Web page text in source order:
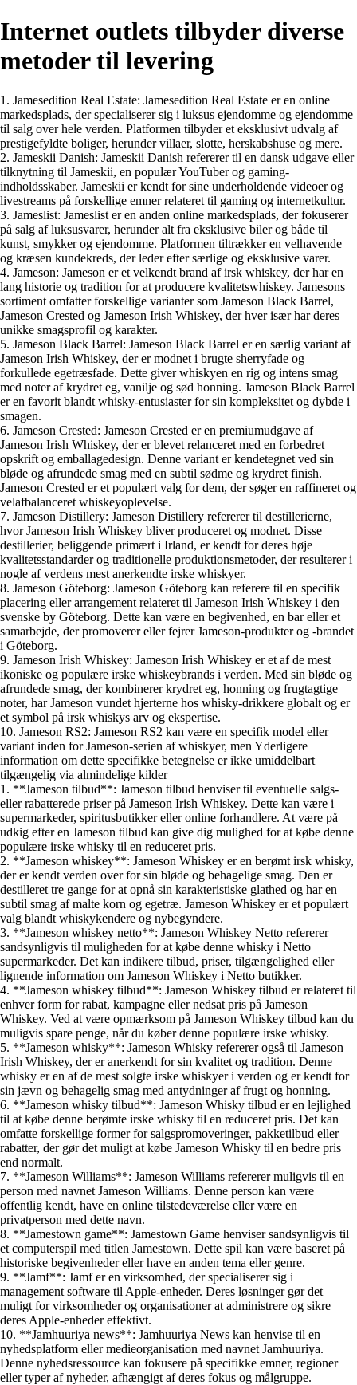
Internet outlets tilbyder diverse
metoder til levering
1. Jamesedition Real Estate: Jamesedition Real Estate er en online
markedsplads, der specialiserer sig i luksus ejendomme og ejendomme
til salg over hele verden. Platformen tilbyder et eksklusivt udvalg af
prestigefyldte boliger, herunder villaer, slotte, herskabshuse og mere.
2. Jameskii Danish: Jameskii Danish refererer til en dansk udgave eller
tilknytning til Jameskii, en populær YouTuber og gaming-
indholdsskaber. Jameskii er kendt for sine underholdende videoer og
livestreams på forskellige emner relateret til gaming og internetkultur.
3. Jameslist: Jameslist er en anden online markedsplads, der fokuserer
på salg af luksusvarer, herunder alt fra eksklusive biler og både til
kunst, smykker og ejendomme. Platformen tiltrækker en velhavende
og kræsen kundekreds, der leder efter særlige og eksklusive varer.
4. Jameson: Jameson er et velkendt brand af irsk whiskey, der har en
lang historie og tradition for at producere kvalitetswhiskey. Jamesons
sortiment omfatter forskellige varianter som Jameson Black Barrel,
Jameson Crested og Jameson Irish Whiskey, der hver især har deres
unikke smagsprofil og karakter.
5. Jameson Black Barrel: Jameson Black Barrel er en særlig variant af
Jameson Irish Whiskey, der er modnet i brugte sherryfade og
forkullede egetræsfade. Dette giver whiskyen en rig og intens smag
med noter af krydret eg, vanilje og sød honning. Jameson Black Barrel
er en favorit blandt whisky-entusiaster for sin kompleksitet og dybde i
smagen.
6. Jameson Crested: Jameson Crested er en premiumudgave af
Jameson Irish Whiskey, der er blevet relanceret med en forbedret
opskrift og emballagedesign. Denne variant er kendetegnet ved sin
bløde og afrundede smag med en subtil sødme og krydret finish.
Jameson Crested er et populært valg for dem, der søger en raffineret og
velafbalanceret whiskeyoplevelse.
7. Jameson Distillery: Jameson Distillery refererer til destillerierne,
hvor Jameson Irish Whiskey bliver produceret og modnet. Disse
destillerier, beliggende primært i Irland, er kendt for deres høje
kvalitetsstandarder og traditionelle produktionsmetoder, der resulterer i
nogle af verdens mest anerkendte irske whiskyer.
8. Jameson Göteborg: Jameson Göteborg kan referere til en specifik
placering eller arrangement relateret til Jameson Irish Whiskey i den
svenske by Göteborg. Dette kan være en begivenhed, en bar eller et
samarbejde, der promoverer eller fejrer Jameson-produkter og -brandet
i Göteborg.
9. Jameson Irish Whiskey: Jameson Irish Whiskey er et af de mest
ikoniske og populære irske whiskeybrands i verden. Med sin bløde og
afrundede smag, der kombinerer krydret eg, honning og frugtagtige
noter, har Jameson vundet hjerterne hos whisky-drikkere globalt og er
et symbol på irsk whiskys arv og ekspertise.
10. Jameson RS2: Jameson RS2 kan være en specifik model eller
variant inden for Jameson-serien af whiskyer, men Yderligere
information om dette specifikke betegnelse er ikke umiddelbart
tilgængelig via almindelige kilder
1. **Jameson tilbud**: Jameson tilbud henviser til eventuelle salgs-
eller rabatterede priser på Jameson Irish Whiskey. Dette kan være i
supermarkeder, spiritusbutikker eller online forhandlere. At være på
udkig efter en Jameson tilbud kan give dig mulighed for at købe denne
populære irske whisky til en reduceret pris.
2. **Jameson whiskey**: Jameson Whiskey er en berømt irsk whisky,
der er kendt verden over for sin bløde og behagelige smag. Den er
destilleret tre gange for at opnå sin karakteristiske glathed og har en
subtil smag af malte korn og egetræ. Jameson Whiskey er et populært
valg blandt whiskykendere og nybegyndere.
3. **Jameson whiskey netto**: Jameson Whiskey Netto refererer
sandsynligvis til muligheden for at købe denne whisky i Netto
supermarkeder. Det kan indikere tilbud, priser, tilgængelighed eller
lignende information om Jameson Whiskey i Netto butikker.
4. **Jameson whiskey tilbud**: Jameson Whiskey tilbud er relateret til
enhver form for rabat, kampagne eller nedsat pris på Jameson
Whiskey. Ved at være opmærksom på Jameson Whiskey tilbud kan du
muligvis spare penge, når du køber denne populære irske whisky.
5. **Jameson whisky**: Jameson Whisky refererer også til Jameson
Irish Whiskey, der er anerkendt for sin kvalitet og tradition. Denne
whisky er en af de mest solgte irske whiskyer i verden og er kendt for
sin jævn og behagelig smag med antydninger af frugt og honning.
6. **Jameson whisky tilbud**: Jameson Whisky tilbud er en lejlighed
til at købe denne berømte irske whisky til en reduceret pris. Det kan
omfatte forskellige former for salgspromoveringer, pakketilbud eller
rabatter, der gør det muligt at købe Jameson Whisky til en bedre pris
end normalt.
7. **Jameson Williams**: Jameson Williams refererer muligvis til en
person med navnet Jameson Williams. Denne person kan være
offentlig kendt, have en online tilstedeværelse eller være en
privatperson med dette navn.
8. **Jamestown game**: Jamestown Game henviser sandsynligvis til
et computerspil med titlen Jamestown. Dette spil kan være baseret på
historiske begivenheder eller have en anden tema eller genre.
9. **Jamf**: Jamf er en virksomhed, der specialiserer sig i
management software til Apple-enheder. Deres løsninger gør det
muligt for virksomheder og organisationer at administrere og sikre
deres Apple-enheder effektivt.
10. **Jamhuuriya news**: Jamhuuriya News kan henvise til en
nyhedsplatform eller medieorganisation med navnet Jamhuuriya.
Denne nyhedsressource kan fokusere på specifikke emner, regioner
eller typer af nyheder, afhængigt af deres fokus og målgruppe.